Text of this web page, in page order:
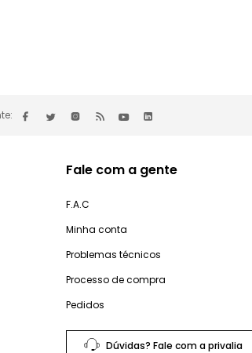
Fale com a gente
F.A.C
Minha conta
Problemas técnicos
Processo de compra
Pedidos
Dúvidas? Fale com a privalia